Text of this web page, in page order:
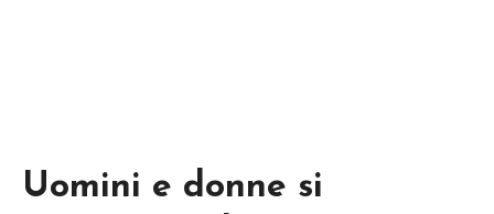
Uomini e donne si